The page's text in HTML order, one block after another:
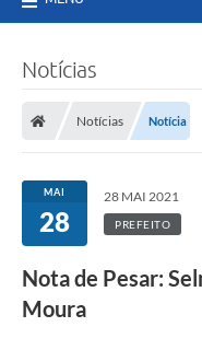
Notícias
Notícias Notícia
MAI
28
28 MAI 2021
PREFEITO
Nota de Pesar:
Moura